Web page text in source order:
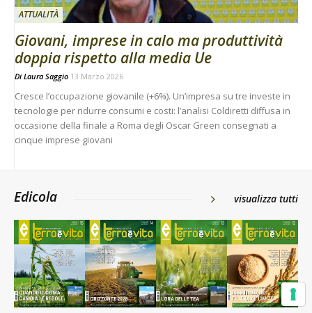
ATTUALITÀ
Giovani, imprese in calo ma produttività
doppia rispetto alla media Ue
Di Laura Saggio 13 Marzo 2026
Cresce l’occupazione giovanile (+6%). Un’impresa su tre investe in
tecnologie per ridurre consumi e costi: l’analisi Coldiretti diffusa in
occasione della finale a Roma degli Oscar Green consegnati a
cinque imprese giovani
Edicola visualizza tutti